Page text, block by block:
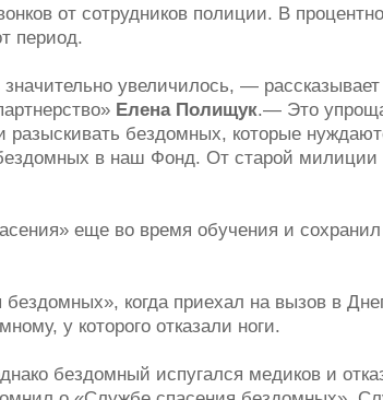
от сотрудников полиции. В
период.
увеличилось, — рассказывает
Елена Полищук.— Это
разыскивать бездомных, которые
в наш Фонд. От старой милиции
еще во время обучения и
когда приехал на вызов в
у которого отказали ноги.
бездомный испугался медиков и